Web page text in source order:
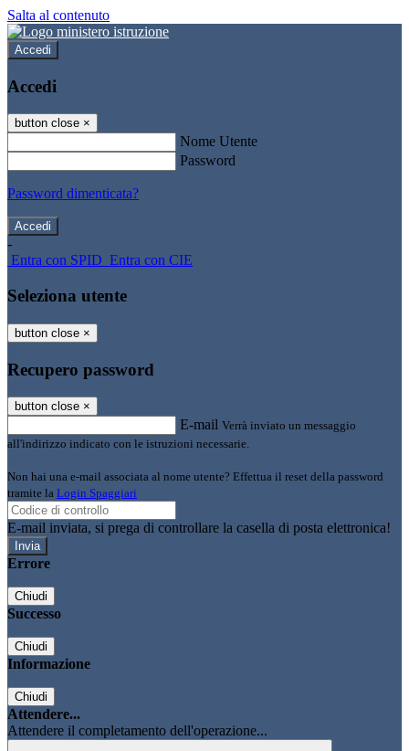
Salta al contenuto
Accedi
Accedi
button close ×
Nome Utente
Password
Password dimenticata?
-
Entra con SPID Entra con CIE
Seleziona utente
button close ×
Recupero password
button close ×
E-mail Verrà inviato un messaggio
all'indirizzo indicato con le istruzioni necessarie.
Non hai una e-mail associata al nome utente? Effettua il reset della password
tramite la Login Spaggiari
E-mail inviata, si prega di controllare la casella di posta elettronica!
Errore
Chiudi
Successo
Chiudi
Informazione
Chiudi
Attendere...
Attendere il completamento dell'operazione...